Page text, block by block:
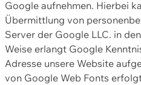
Google aufnehmen. Hierbei
Übermittlung von
Server der Google LLC. in
Weise erlangt Google
Adresse unsere Website
von Google Web Fonts